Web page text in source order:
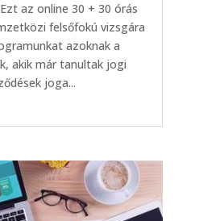
az online 30 + 30 órás
felsőfokú vizsgára
azoknak a
akik már tanultak jogi
joga...